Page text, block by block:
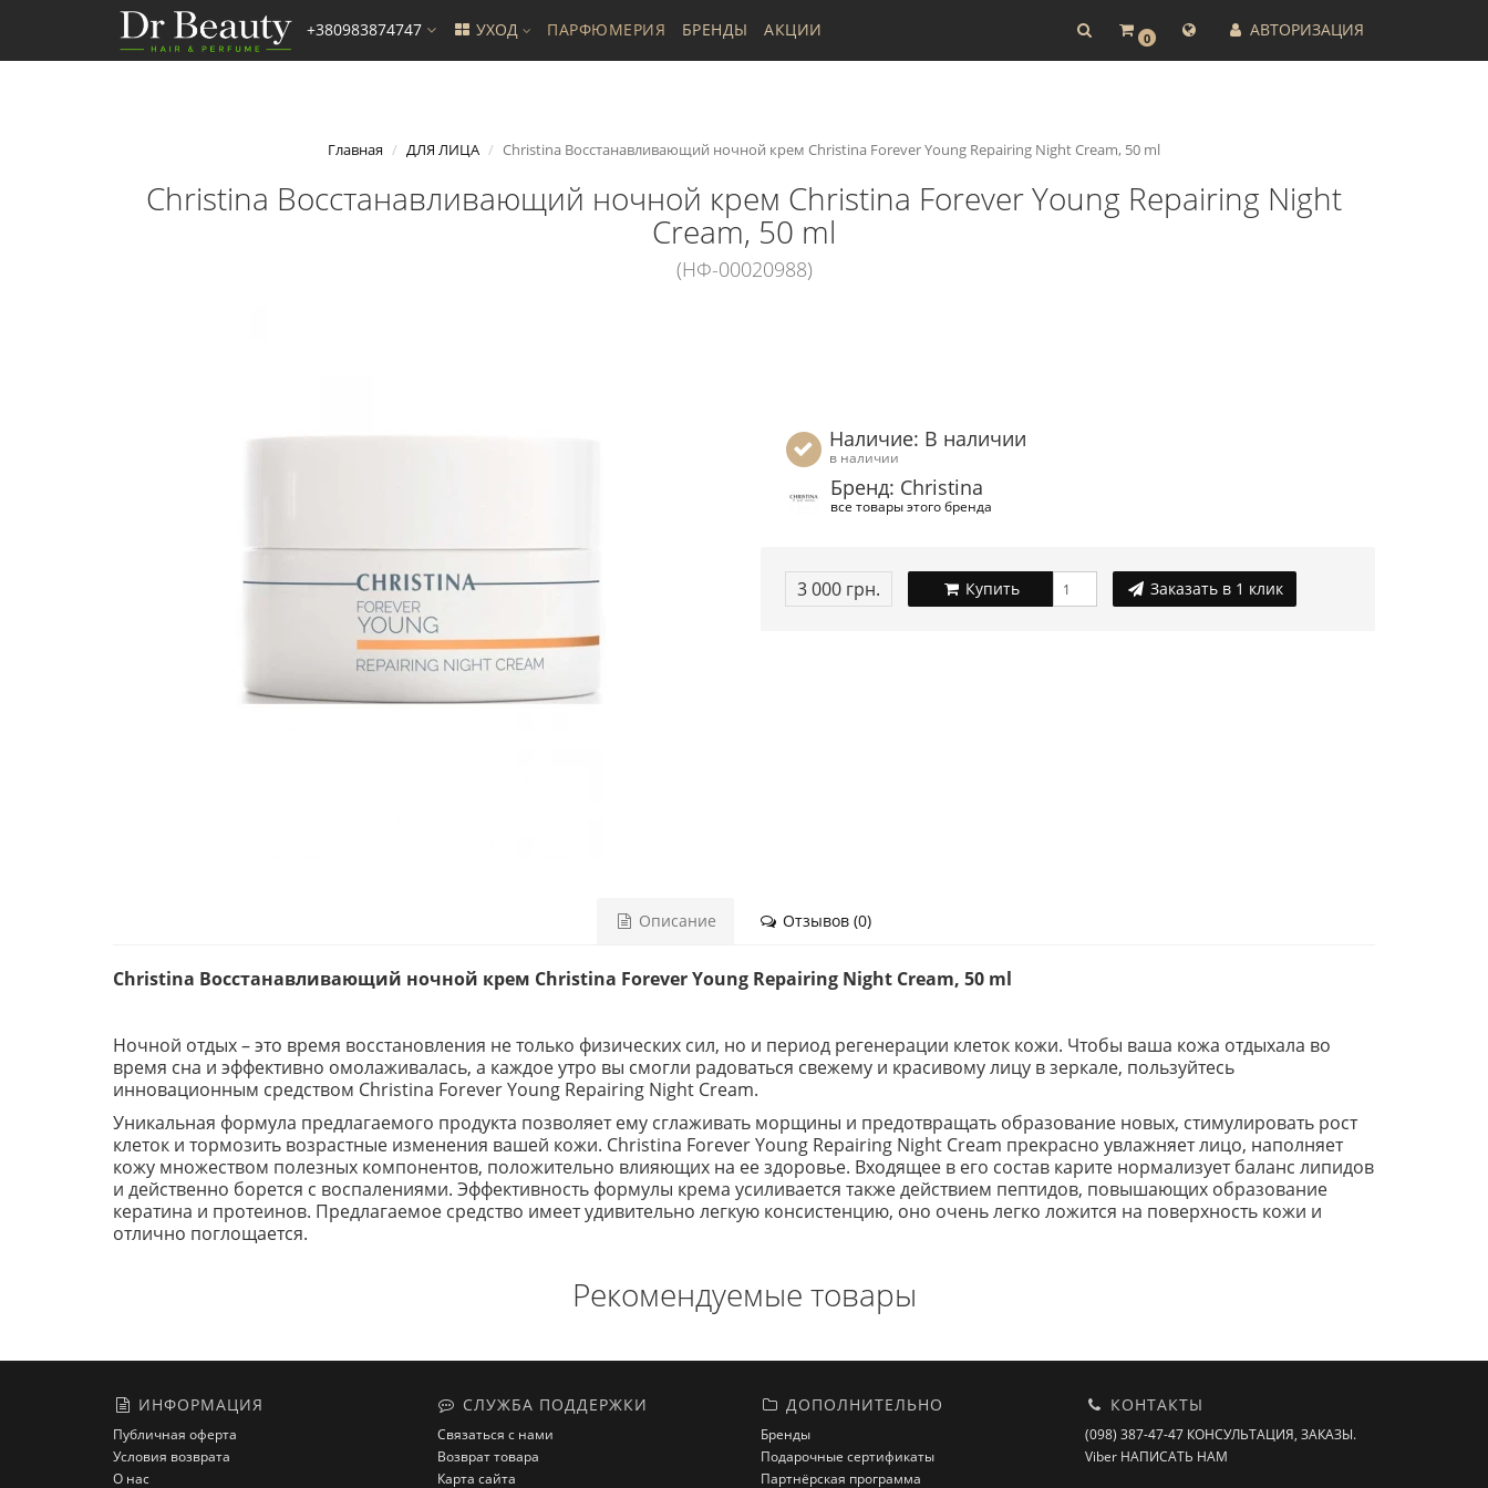
0 АВТОРИЗАЦИЯ
+380983874747 УХОД ПАРФЮМЕРИЯ БРЕНДЫ АКЦИИ
Главная ДЛЯ ЛИЦА Christina Восстанавливающий ночной крем Christina Forever Young Repairing Night Cream, 50 ml
Christina Восстанавливающий ночной крем Christina Forever Young Repairing Night
Cream, 50 ml
(НФ-00020988)
Наличие: В наличии
в наличии
Бренд: Christina
все товары этого бренда
3 000 грн. Купить Заказать в 1 клик
Описание Отзывов (0)
Christina Восстанавливающий ночной крем Christina Forever Young Repairing Night Cream, 50 ml
Ночной отдых – это время восстановления не только физических сил, но и период регенерации клеток кожи. Чтобы ваша кожа отдыхала во
время сна и эффективно омолаживалась, а каждое утро вы смогли радоваться свежему и красивому лицу в зеркале, пользуйтесь
инновационным средством Christina Forever Young Repairing Night Cream.
Уникальная формула предлагаемого продукта позволяет ему сглаживать морщины и предотвращать образование новых, стимулировать рост
клеток и тормозить возрастные изменения вашей кожи. Christina Forever Young Repairing Night Cream прекрасно увлажняет лицо, наполняет
кожу множеством полезных компонентов, положительно влияющих на ее здоровье. Входящее в его состав карите нормализует баланс липидов
и действенно борется с воспалениями. Эффективность формулы крема усиливается также действием пептидов, повышающих образование
кератина и протеинов. Предлагаемое средство имеет удивительно легкую консистенцию, оно очень легко ложится на поверхность кожи и
отлично поглощается.
Рекомендуемые товары
ИНФОРМАЦИЯ
Публичная оферта
Условия возврата
О нас
СЛУЖБА ПОДДЕРЖКИ
Связаться с нами
Возврат товара
Карта сайта
ДОПОЛНИТЕЛЬНО
Бренды
Подарочные сертификаты
Партнёрская программа
КОНТАКТЫ
(098) 387-47-47 КОНСУЛЬТАЦИЯ, ЗАКАЗЫ.
Viber НАПИСАТЬ НАМ